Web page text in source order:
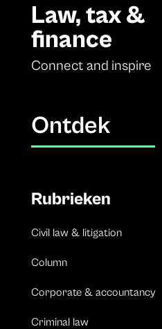
Law, tax &
finance
Connect and inspire
Ontdek
Rubrieken
Civil law & litigation
Column
Corporate & accountancy
Criminal law